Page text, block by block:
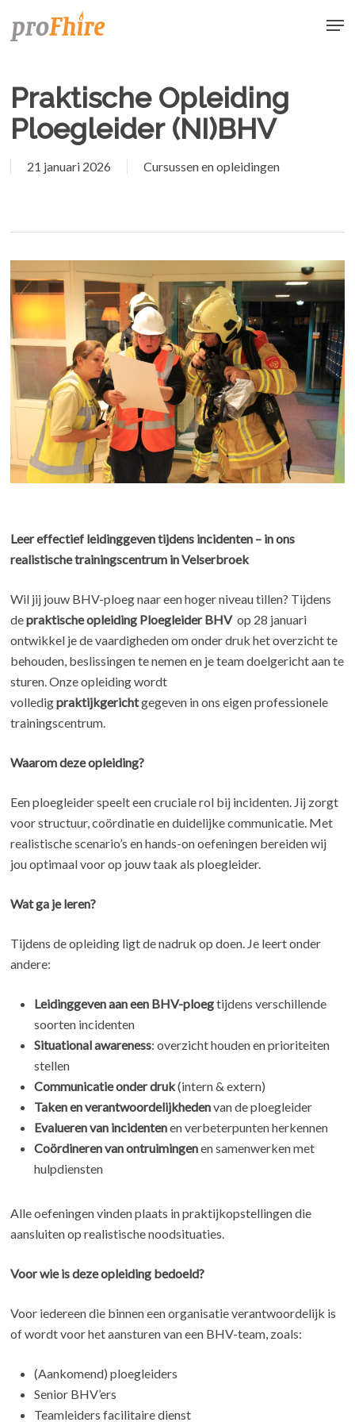
Praktische Opleiding
Ploegleider (NI)BHV
21 januari 2026 Cursussen en opleidingen
Leer effectief leidinggeven tijdens incidenten – in ons
realistische trainingscentrum in Velserbroek
Wil jij jouw BHV-ploeg naar een hoger niveau tillen? Tijdens
depraktische opleiding Ploegleider BHVop 28 januari
ontwikkel je de vaardigheden om onder druk het overzicht te
behouden, beslissingen te nemen en je team doelgericht aan te
sturen. Onze opleiding wordt
volledigpraktijkgerichtgegeven in ons eigen professionele
trainingscentrum.
Waarom deze opleiding?
Een ploegleider speelt een cruciale rol bij incidenten. Jij zorgt
voor structuur, coördinatie en duidelijke communicatie. Met
realistische scenario’s en hands-on oefeningen bereiden wij
jou optimaal voor op jouw taak als ploegleider.
Wat ga je leren?
Tijdens de opleiding ligt de nadruk op doen. Je leert onder
andere:
Leidinggeven aan een BHV-ploegtijdens verschillende
soorten incidenten
Situational awareness: overzicht houden en prioriteiten
stellen
Communicatie onder druk(intern & extern)
Taken en verantwoordelijkhedenvan de ploegleider
Evalueren van incidentenen verbeterpunten herkennen
Coördineren van ontruimingenen samenwerken met
hulpdiensten
Alle oefeningen vinden plaats in praktijkopstellingen die
aansluiten op realistische noodsituaties.
Voor wie is deze opleiding bedoeld?
Voor iedereen die binnen een organisatie verantwoordelijk is
of wordt voor het aansturen van een BHV-team, zoals:
(Aankomend) ploegleiders
Senior BHV’ers
Teamleiders facilitaire dienst